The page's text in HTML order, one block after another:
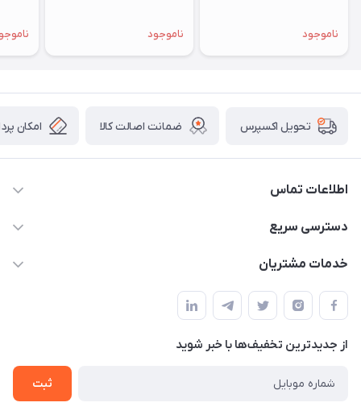
ناموجود ناموجود
تحویل اکسپرس ضمانت اصالت کالا امکان
اطلاعات تماس
09034287359
دسترسی سریع
حساب کاربری
لیست محصولات
درباره ما
خدمات مشتریان
قوانین و مقررات
حریم خصوصی
راهنما
از جدید‌ترین تخفیف‌ها با‌ خبر شوید
ثبت